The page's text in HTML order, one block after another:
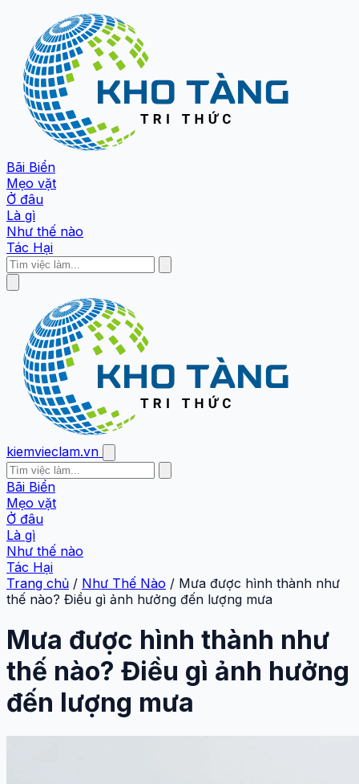
Bãi Biển
Mẹo vặt
Ở đâu
Là gì
Như thế nào
Tác Hại
kiemvieclam.vn
Bãi Biển
Mẹo vặt
Ở đâu
Là gì
Như thế nào
Tác Hại
Trang chủ / Như Thế Nào / Mưa được hình thành như
thế nào? Điều gì ảnh hưởng đến lượng mưa
Mưa được hình thành như
thế nào? Điều gì ảnh hưởng
đến lượng mưa